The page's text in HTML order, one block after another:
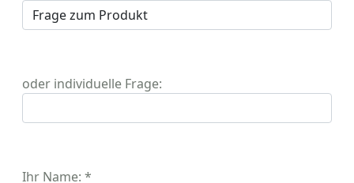
oder individuelle Frage:
Ihr Name: *